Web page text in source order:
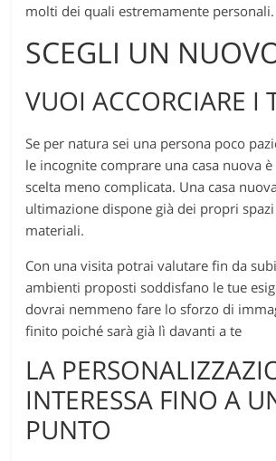
molti dei quali estremamente personali.
SCEGLI UN
VUOI ACCORCIARE I
Se per natura sei una persona poco
le incognite comprare una casa nuova è
scelta meno complicata. Una casa
ultimazione dispone già dei propri
materiali.
Con una visita potrai valutare fin da
ambienti proposti soddisfano le tue
dovrai nemmeno fare lo sforzo di
finito poiché sarà già lì davanti a te
LA
INTERESSA FINO A
PUNTO